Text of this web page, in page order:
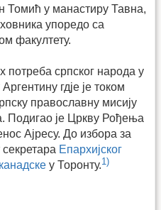
Томић у манастиру Тавна,
упоредо са
факултету.
српског народа у
гдје је током
православну мисију
Подигао је Цркву Рођења
Ајресу. До избора за
Епархијског
у Торонту.1)